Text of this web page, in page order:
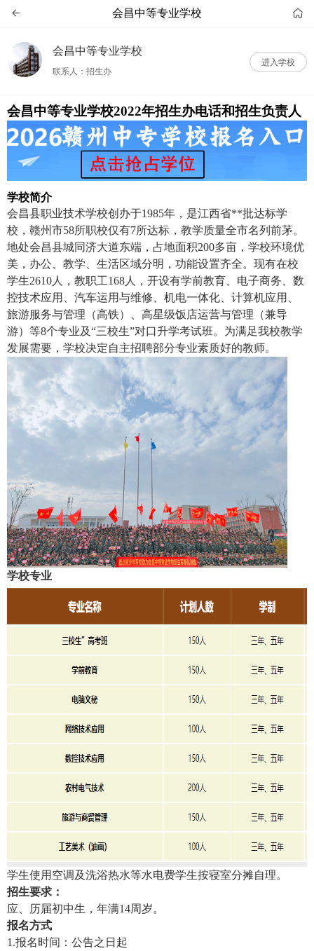
 会昌中等专业学校 
会昌中等专业学校
联系人：招生办
进入学校
会昌中等专业学校2022年招生办电话和招生负责人
学校简介
会昌县职业技术学校创办于1985年，是江西省**批达标学
校，赣州市58所职校仅有7所达标，教学质量全市名列前茅。
地处会昌县城同济大道东端，占地面积200多亩，学校环境优
美，办公、教学、生活区域分明，功能设置齐全。现有在校
学生2610人，教职工168人，开设有学前教育、电子商务、数
控技术应用、汽车运用与维修、机电一体化、计算机应用、
旅游服务与管理（高铁）、高星级饭店运营与管理（兼导
游）等8个专业及“三校生”对口升学考试班。为满足我校教学
发展需要，学校决定自主招聘部分专业素质好的教师。
学校专业
学生使用空调及洗浴热水等水电费学生按寝室分摊自理。
招生要求：
应、历届初中生，年满14周岁。
报名方式
1.报名时间：公告之日起